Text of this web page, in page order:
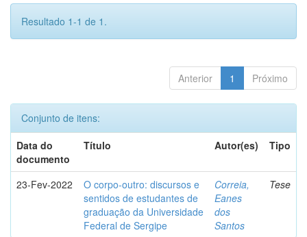
Resultado 1-1 de 1.
Anterior 1 Próximo
Conjunto de itens:
Data do
documento
Título Autor(es) Tipo
23-Fev-2022
O corpo-outro: discursos e
sentidos de estudantes de
graduação da Universidade
Federal de Sergipe
Correia,
Eanes
dos
Santos
Tese